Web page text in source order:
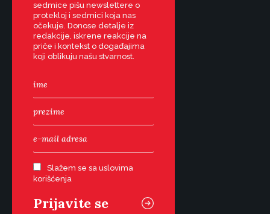
sedmice pišu newslettere o
protekloj i sedmici koja nas
očekuje. Donose detalje iz
redakcije, iskrene reakcije na
priče i kontekst o događajima
koji oblikuju našu stvarnost.
Slažem se sa uslovima
korišćenja